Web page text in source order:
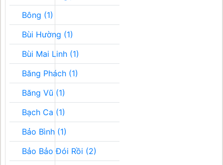
Bông (1)
Bùi Hường (1)
Bùi Mai Linh (1)
Băng Phách (1)
Băng Vũ (1)
Bạch Ca (1)
Bảo Bình (1)
Bảo Bảo Đói Rồi (2)